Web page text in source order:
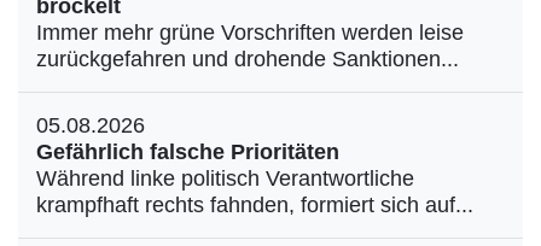
bröckelt
Immer mehr grüne Vorschriften werden leise
zurückgefahren und drohende Sanktionen...
05.08.2026
Gefährlich falsche Prioritäten
Während linke politisch Verantwortliche
krampfhaft rechts fahnden, formiert sich auf...